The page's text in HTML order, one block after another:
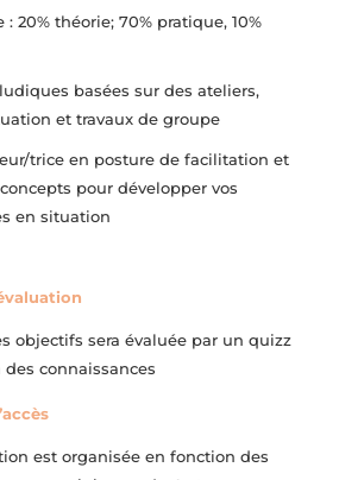
: 20% théorie; 70% pratique, 10%
basées sur des ateliers,
et travaux de groupe
trice en posture de facilitation et
pour développer vos
en situation
objectifs sera évaluée par un quizz
des connaissances
est organisée en fonction des